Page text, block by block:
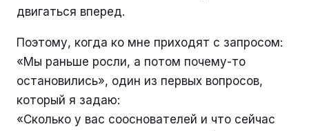
двигаться вперед.
Поэтому, когда ко мне приходят с запросом:
«Мы раньше росли, а потом почему-то
остановились», один из первых вопросов,
который я задаю:
«Сколько у вас сооснователей и что сейчас